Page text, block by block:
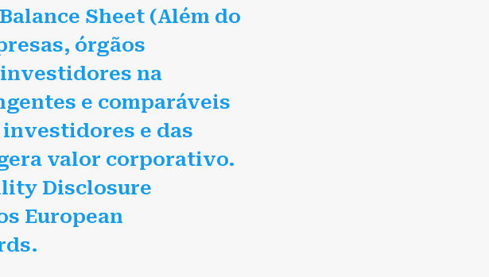
Sheet (Além do
órgãos
na
e comparáveis
e das
valor corporativo.
Disclosure
European